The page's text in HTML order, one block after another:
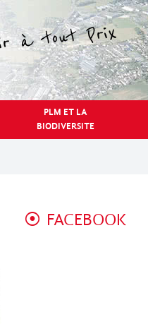
PLM ET LA
BIODIVERSITE
FACEBOOK